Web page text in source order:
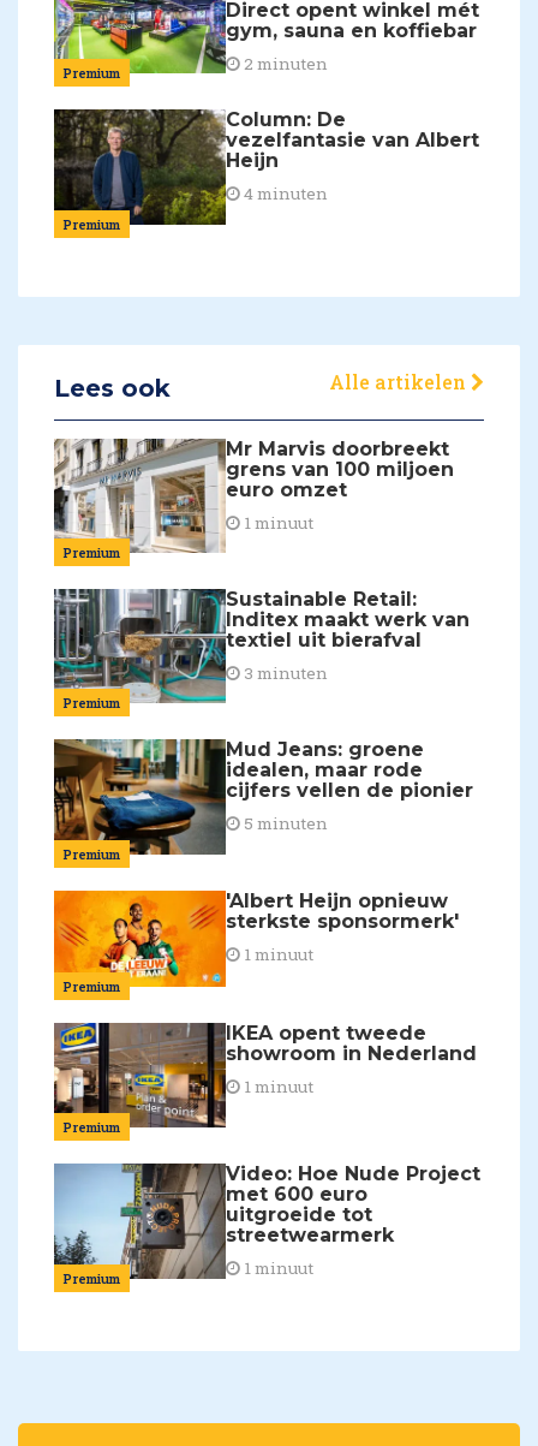
Premium
Direct opent winkel mét
gym, sauna en koffiebar
2 minuten
Premium
Column: De
vezelfantasie van Albert
Heijn
4 minuten
Lees ook Alle artikelen
Premium
Mr Marvis doorbreekt
grens van 100 miljoen
euro omzet
1 minuut
Premium
Sustainable Retail:
Inditex maakt werk van
textiel uit bierafval
3 minuten
Premium
Mud Jeans: groene
idealen, maar rode
cijfers vellen de pionier
5 minuten
Premium
'Albert Heijn opnieuw
sterkste sponsormerk'
1 minuut
Premium
IKEA opent tweede
showroom in Nederland
1 minuut
Premium
Video: Hoe Nude Project
met 600 euro
uitgroeide tot
streetwearmerk
1 minuut